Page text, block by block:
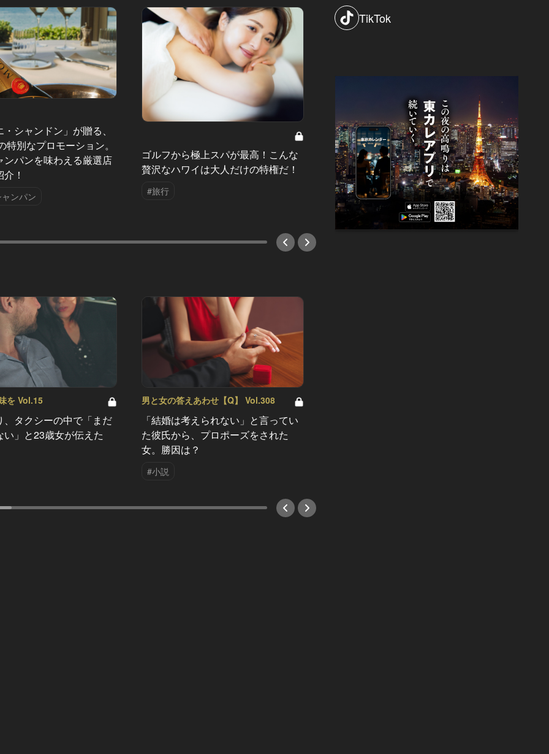
シャンドン」が贈る、
特別なプロモーション。
ンパンを味わえる厳選店
！
ンパン
ゴルフから極上スパが最高！こんな
贅沢なハワイは大人だけの特権だ！
#旅行
パーフェクトフライト Vol.13
円安だって怖くない！ハワイ通が教
えてくれた、贅沢な自然の中で“癒し
の旅”を
#旅行
都会の
恋人と
緒ただ
い洋館
を Vol.15
、タクシーの中で「まだ
い」と23歳女が伝えた
男と女の答えあわせ【Q】 Vol.308
「結婚は考えられない」と言ってい
た彼氏から、プロポーズをされた
女。勝因は？
#小説
TikTok